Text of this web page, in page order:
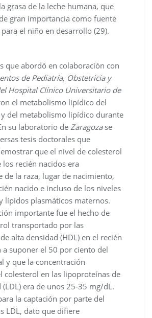
grasa de la leche humana, que
gran importancia como fuente
el niño en desarrollo (29).
que abordó en colaboración con
de Pediatría, Obstetricia y
Hospital Clínico Universitario de
el metabolismo lipídico del
del metabolismo lipídico durante
su laboratorio de Zaragozase
tesis doctorales que
que el nivel de colesterol
recién nacidos era
de la raza, lugar de nacimiento,
nacido e incluso de los niveles
lípidos plasmáticos maternos.
importante fue el hecho de
transportado por las
alta densidad (HDL) en el recién
a suponer el 50 por ciento del
y que la concentración
colesterol en las lipoproteínas de
(LDL) era de unos 25-35 mg/dL.
la captación por parte del
LDL, dato que difiere